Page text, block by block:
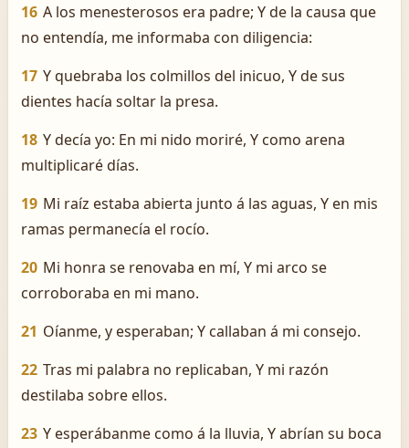
16 A los menesterosos era padre; Y de la causa que
no entendía, me informaba con diligencia:
17 Y quebraba los colmillos del inicuo, Y de sus
dientes hacía soltar la presa.
18 Y decía yo: En mi nido moriré, Y como arena
multiplicaré días.
19 Mi raíz estaba abierta junto á las aguas, Y en mis
ramas permanecía el rocío.
20 Mi honra se renovaba en mí, Y mi arco se
corroboraba en mi mano.
21 Oíanme, y esperaban; Y callaban á mi consejo.
22 Tras mi palabra no replicaban, Y mi razón
destilaba sobre ellos.
23 Y esperábanme como á la lluvia, Y abrían su boca